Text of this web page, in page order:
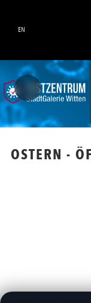
EN
OSTERN -